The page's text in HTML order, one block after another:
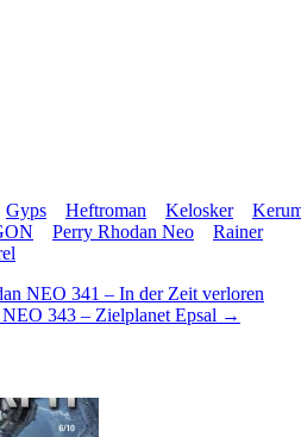
Gyps Heftroman Kelosker
Perry Rhodan Neo
Rainer
NEO 341 – In der Zeit verloren
343 – Zielplanet Epsal →